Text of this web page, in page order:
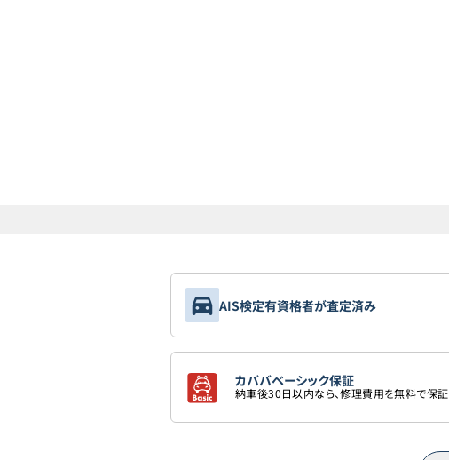
AIS検定有資格者が査定済み
カババベーシック保証
納車後30日以内なら、修理費用を無料で保証